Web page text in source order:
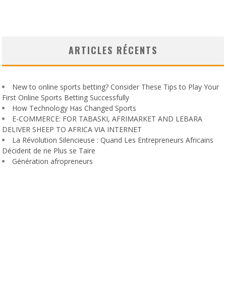
ARTICLES RÉCENTS
New to online sports betting? Consider These Tips to Play Your
First Online Sports Betting Successfully
How Technology Has Changed Sports
E-COMMERCE: FOR TABASKI, AFRIMARKET AND LEBARA
DELIVER SHEEP TO AFRICA VIA INTERNET
La Révolution Silencieuse : Quand Les Entrepreneurs Africains
Décident de ne Plus se Taire
Génération afropreneurs